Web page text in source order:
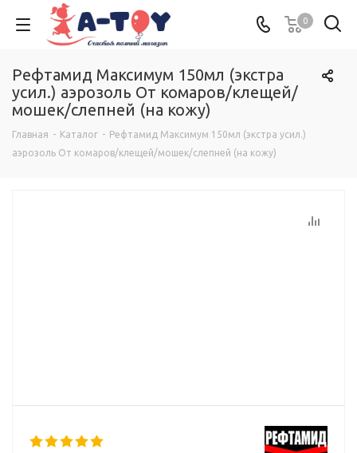
0
Рефтамид Максимум 150мл (экстра
усил.) аэрозоль От комаров/клещей/
мошек/слепней (на кожу)
Главная - Каталог - Рефтамид Максимум 150мл (экстра усил.)
аэрозоль От комаров/клещей/мошек/слепней (на кожу)